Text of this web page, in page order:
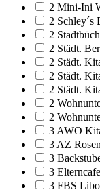
2 Mini-Ini
2 Schley´s
2
2 Städt.
2 Städt.
2 Städt.
2 Städt.
2
2
3 AWO
3 AZ
3
3
3 FBS